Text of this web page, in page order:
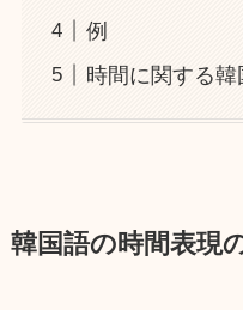
例
時間に関する
韓国語の時間表現